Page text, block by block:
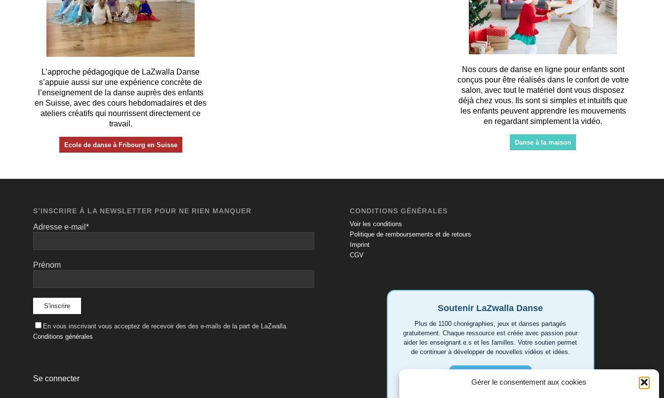
Gérer le consentement aux cookies
L’approche pédagogique de LaZwalla Danse
s’appuie aussi sur une expérience concrète de
l’enseignement de la danse auprès des enfants
en Suisse, avec des cours hebdomadaires et des
ateliers créatifs qui nourrissent directement ce
travail.
Ecole de danse à Fribourg en Suisse
Nos cours de danse en ligne pour enfants sont
conçus pour être réalisés dans le confort de votre
salon, avec tout le matériel dont vous disposez
déjà chez vous. Ils sont si simples et intuitifs que
les enfants peuvent apprendre les mouvements
en regardant simplement la vidéo.
Danse à la maison
S’INSCRIRE À LA NEWSLETTER POUR NE RIEN MANQUER
Adresse e-mail*
Prénom
En vous inscrivant vous acceptez de recevoir des des e-mails de la part de LaZwalla.
Conditions générales
Se connecter
CONDITIONS GÉNÉRALES
Voir les conditions
Politique de remboursements et de retours
Imprint
CGV
Soutenir LaZwalla Danse
Plus de 1100 chorégraphies, jeux et danses partagés
gratuitement. Chaque ressource est créée avec passion pour
aider les enseignant.e.s et les familles. Votre soutien permet
de continuer à développer de nouvelles vidéos et idées.